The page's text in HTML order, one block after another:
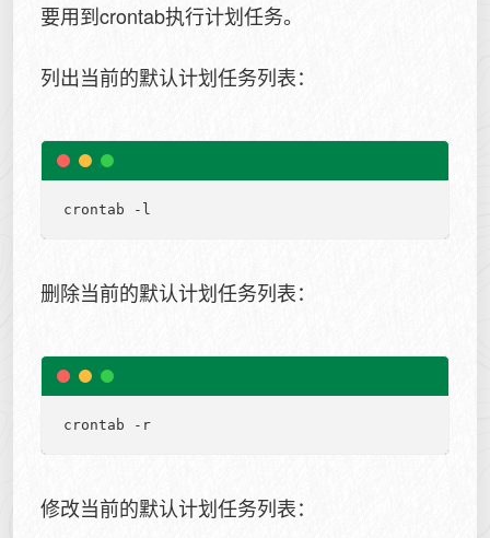
要用到crontab执行计划任务。
列出当前的默认计划任务列表：
删除当前的默认计划任务列表：
修改当前的默认计划任务列表：